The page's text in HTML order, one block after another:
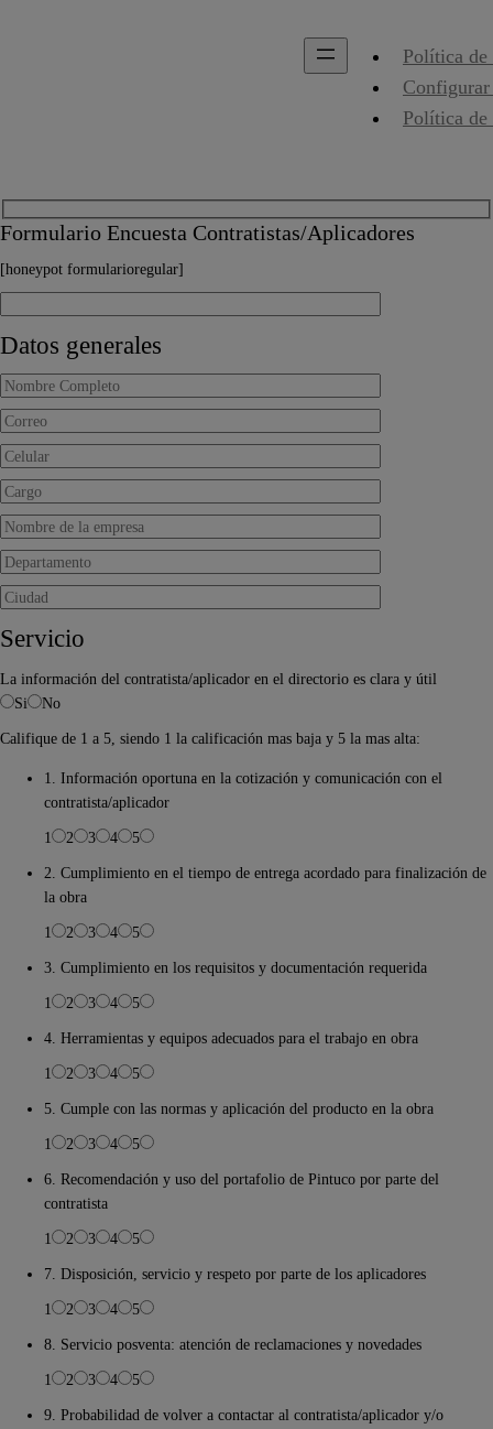
Política de
Política
Formulario Encuesta Contratistas/Aplicadores
[honeypot formularioregular]
Datos generales
Servicio
La información del contratista/aplicador en el directorio es clara y útil
Si
No
Califique de 1 a 5, siendo 1 la calificación mas baja y 5 la mas alta:
1. Información oportuna en la cotización y comunicación con el
contratista/aplicador
1
2 3 4
5
2. Cumplimiento en el tiempo de entrega acordado para finalización de
la obra
1
2 3 4
5
3. Cumplimiento en los requisitos y documentación requerida
1
2 3 4
5
4. Herramientas y equipos adecuados para el trabajo en obra
1
2 3 4
5
5. Cumple con las normas y aplicación del producto en la obra
1
2 3 4
5
6. Recomendación y uso del portafolio de Pintuco por parte del
contratista
1
2 3 4
5
7. Disposición, servicio y respeto por parte de los aplicadores
1
2 3 4
5
8. Servicio posventa: atención de reclamaciones y novedades
1
2 3 4
5
9. Probabilidad de volver a contactar al contratista/aplicador y/o